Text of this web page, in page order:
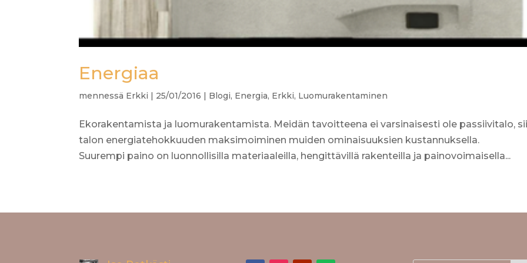
Energiaa
mennessä Erkki | 25/01/2016 | Blogi, Energia, Erkki, Luomurakentaminen
Ekorakentamista ja luomurakentamista. Meidän tavoitteena ei varsinaisesti ole passiivitalo,
talon energiatehokkuuden maksimoiminen muiden ominaisuuksien kustannuksella.
Suurempi paino on luonnollisilla materiaaleilla, hengittävillä rakenteilla ja painovoimaisella...